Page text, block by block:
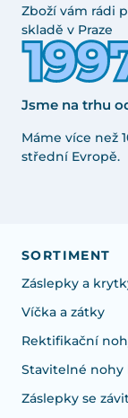
Zboží vám rádi
skladě v Praze
Jsme na trhu
Máme více než
střední Evropě.
SORTIMENT
Záslepky a
Víčka a zátky
Rektifikační
Stavitelné nohy
Záslepky se